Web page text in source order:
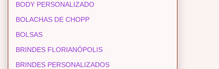
BODY PERSONALIZADO
BOLACHAS DE CHOPP
BOLSAS
BRINDES FLORIANÓPOLIS
BRINDES PERSONALIZADOS